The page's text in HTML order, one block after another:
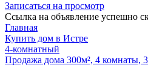
Записаться на просмотр
Ссылка на объявление успешно
Главная
Купить дом в Истре
4-комнатный
Продажа дома 300м², 4 комнаты,